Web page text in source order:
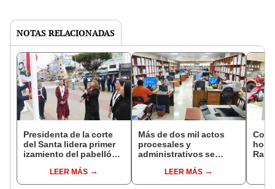
NOTAS RELACIONADAS
Presidenta de la corte
del Santa lidera primer
izamiento del pabellón
LEER MÁS
Más de dos mil actos
procesales y
administrativos se
Jornada Extraordinaria
de Descarga Procesal
LEER MÁS